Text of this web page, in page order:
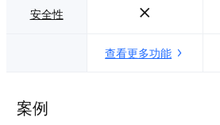
安全性
查看更多功能
案例